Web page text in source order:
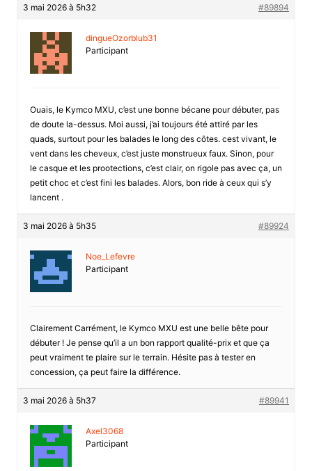
3 mai 2026 à 5h32 #89894
dingueOzorblub31
Participant
Ouais, le Kymco MXU, c’est une bonne bécane pour débuter, pas
de doute la-dessus. Moi aussi, j’ai toujours été attiré par les
quads, surtout pour les balades le long des côtes. cest vivant, le
vent dans les cheveux, c’est juste monstrueux faux. Sinon, pour
le casque et les prootections, c’est clair, on rigole pas avec ça, un
petit choc et c’est fini les balades. Alors, bon ride à ceux qui s’y
lancent .
3 mai 2026 à 5h35 #89924
Noe_Lefevre
Participant
Clairement Carrément, le Kymco MXU est une belle bête pour
débuter ! Je pense qu’il a un bon rapport qualité-prix et que ça
peut vraiment te plaire sur le terrain. Hésite pas à tester en
concession, ça peut faire la différence.
3 mai 2026 à 5h37 #89941
Axel3068
Participant